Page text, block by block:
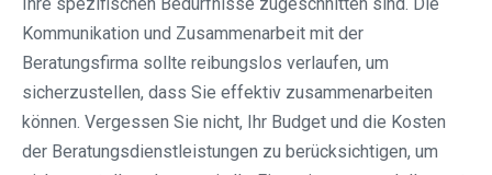
Kommunikation und Zusammenarbeit mit der
Beratungsfirma sollte reibungslos verlaufen, um
sicherzustellen, dass Sie effektiv zusammenarbeiten
können. Vergessen Sie nicht, Ihr Budget und die Kosten
der Beratungsdienstleistungen zu berücksichtigen, um